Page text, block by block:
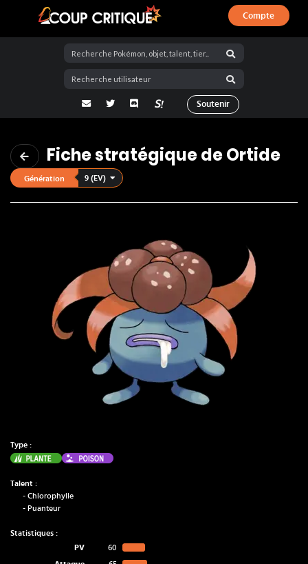
Coup Critique
Compte
adresse email
Twitter Discord La Salty Room sur Pokémon
Soutenir
Fiche stratégique de Ortide
Génération 9 (EV)
Type :
Plante
Poison
Talent :
- Chlorophylle
- Puanteur
Statistiques :
PV
60